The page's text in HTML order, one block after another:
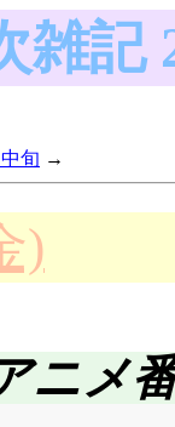
雑記
旬
)
ニメ